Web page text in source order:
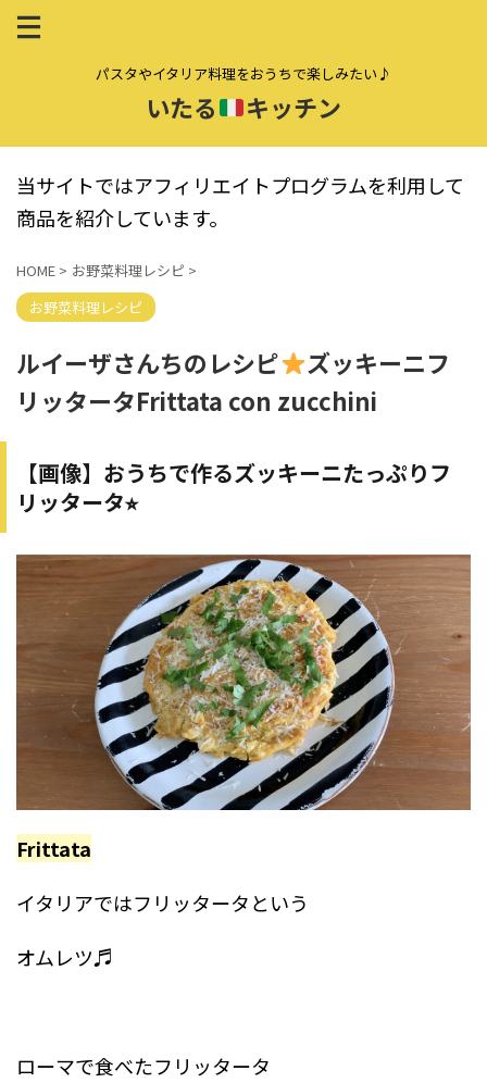
パスタやイタリア料理をおうちで楽しみたい♪
いたる キッチン
当サイトではアフィリエイトプログラムを利用して
商品を紹介しています。
HOME > お野菜料理レシピ >
お野菜料理レシピ
ルイーザさんちのレシピ
ズッキーニフ
リッタータFrittata con zucchini
【画像】おうちで作るズッキーニたっぷりフ
リッタータ⭐︎
Frittata
イタリアではフリッタータという
オムレツ♬
ローマで食べたフリッタータ